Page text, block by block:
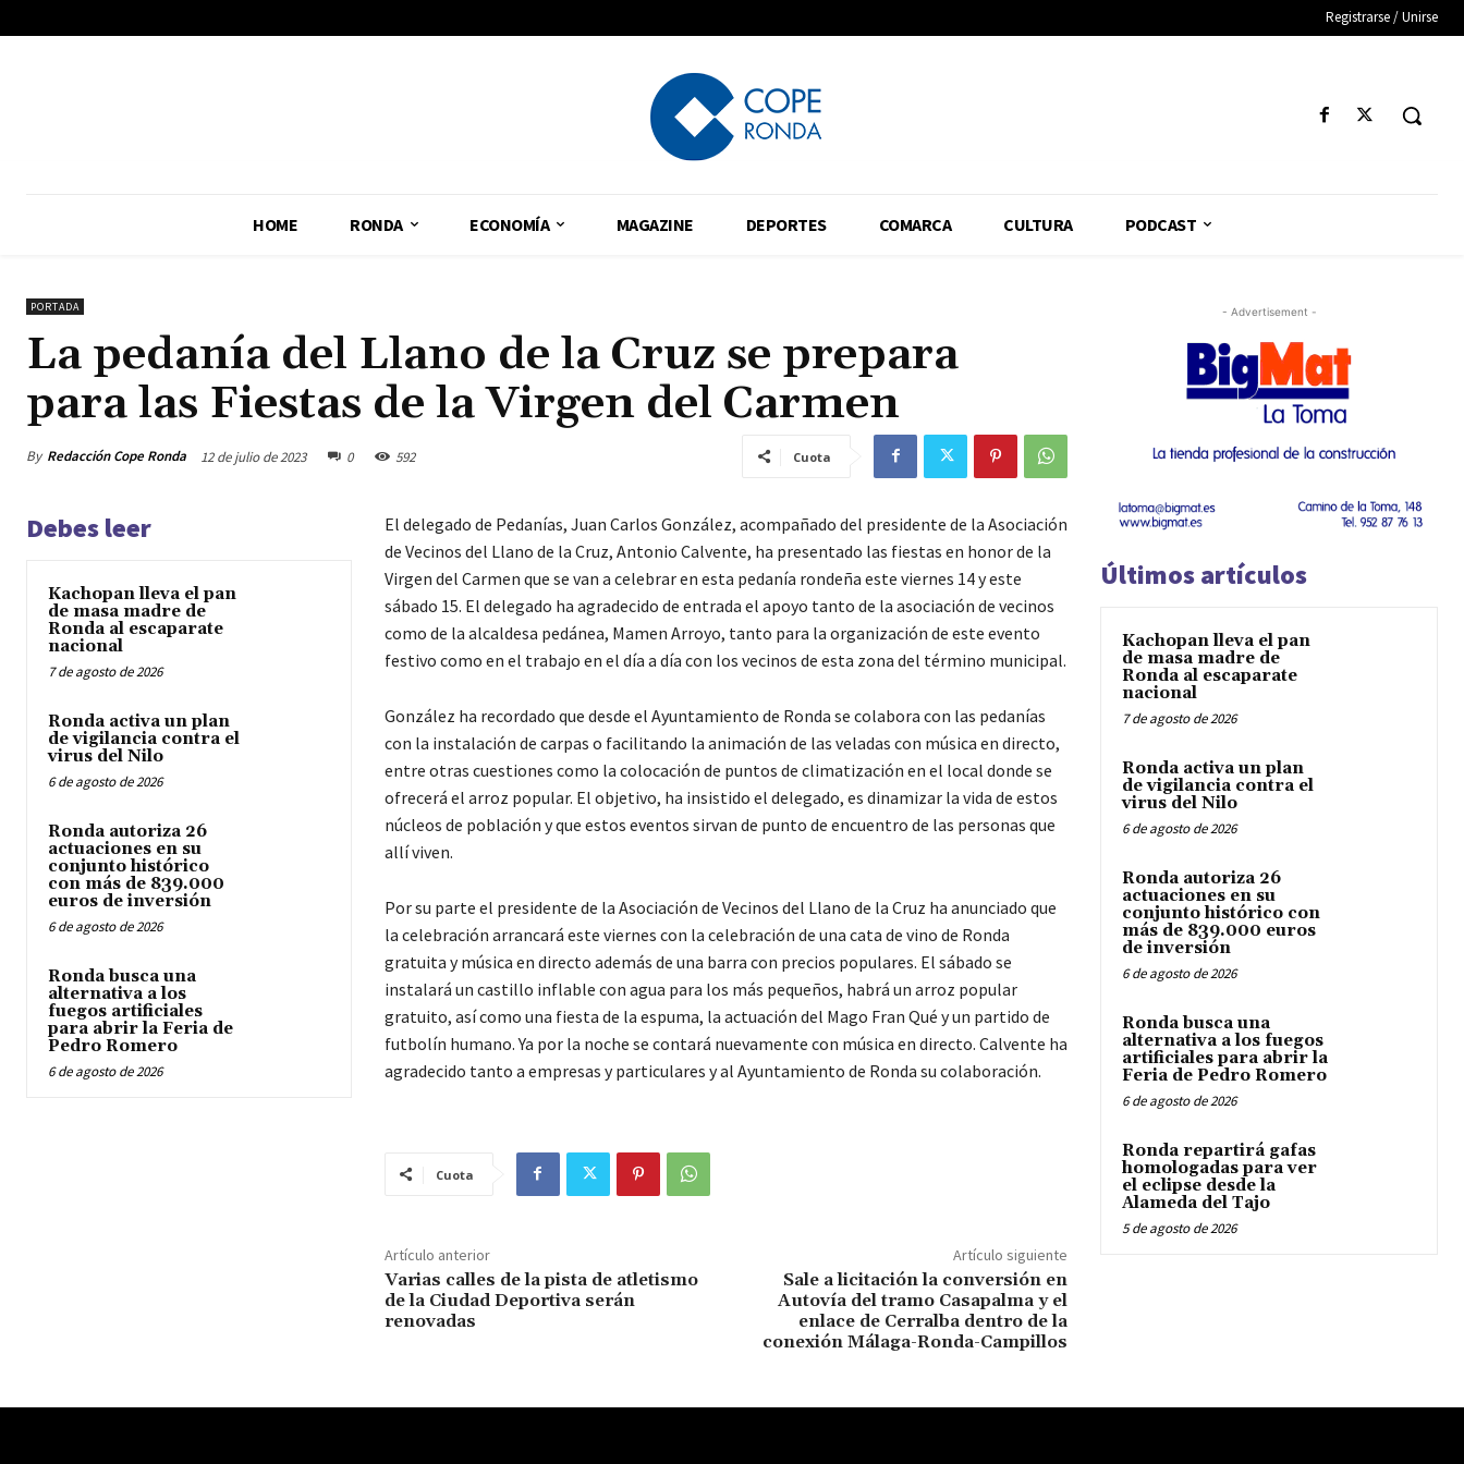
Registrarse / Unirse
HOME RONDA ECONOMÍA MAGAZINE DEPORTES COMARCA CULTURA PODCAST
PORTADA
La pedanía del Llano de la Cruz se prepara
para las Fiestas de la Virgen del Carmen
By Redacción Cope Ronda 12 de julio de 2023 0 592 Cuota
Debes leer
Kachopan lleva el pan
de masa madre de
Ronda al escaparate
nacional
7 de agosto de 2026
Ronda activa un plan
de vigilancia contra el
virus del Nilo
6 de agosto de 2026
Ronda autoriza 26
actuaciones en su
conjunto histórico
con más de 839.000
euros de inversión
6 de agosto de 2026
Ronda busca una
alternativa a los
fuegos artificiales
para abrir la Feria de
Pedro Romero
6 de agosto de 2026
El delegado de Pedanías, Juan Carlos González, acompañado del presidente de la Asociación
de Vecinos del Llano de la Cruz, Antonio Calvente, ha presentado las fiestas en honor de la
Virgen del Carmen que se van a celebrar en esta pedanía rondeña este viernes 14 y este
sábado 15. El delegado ha agradecido de entrada el apoyo tanto de la asociación de vecinos
como de la alcaldesa pedánea, Mamen Arroyo, tanto para la organización de este evento
festivo como en el trabajo en el día a día con los vecinos de esta zona del término municipal.
González ha recordado que desde el Ayuntamiento de Ronda se colabora con las pedanías
con la instalación de carpas o facilitando la animación de las veladas con música en directo,
entre otras cuestiones como la colocación de puntos de climatización en el local donde se
ofrecerá el arroz popular. El objetivo, ha insistido el delegado, es dinamizar la vida de estos
núcleos de población y que estos eventos sirvan de punto de encuentro de las personas que
allí viven.
Por su parte el presidente de la Asociación de Vecinos del Llano de la Cruz ha anunciado que
la celebración arrancará este viernes con la celebración de una cata de vino de Ronda
gratuita y música en directo además de una barra con precios populares. El sábado se
instalará un castillo inflable con agua para los más pequeños, habrá un arroz popular
gratuito, así como una fiesta de la espuma, la actuación del Mago Fran Qué y un partido de
futbolín humano. Ya por la noche se contará nuevamente con música en directo. Calvente ha
agradecido tanto a empresas y particulares y al Ayuntamiento de Ronda su colaboración.
Cuota
Artículo anterior
Varias calles de la pista de atletismo
de la Ciudad Deportiva serán
renovadas
Artículo siguiente
Sale a licitación la conversión en
Autovía del tramo Casapalma y el
enlace de Cerralba dentro de la
conexión Málaga-Ronda-Campillos
- Advertisement -
Últimos artículos
Kachopan lleva el pan
de masa madre de
Ronda al escaparate
nacional
7 de agosto de 2026
Ronda activa un plan
de vigilancia contra el
virus del Nilo
6 de agosto de 2026
Ronda autoriza 26
actuaciones en su
conjunto histórico con
más de 839.000 euros
de inversión
6 de agosto de 2026
Ronda busca una
alternativa a los fuegos
artificiales para abrir la
Feria de Pedro Romero
6 de agosto de 2026
Ronda repartirá gafas
homologadas para ver
el eclipse desde la
Alameda del Tajo
5 de agosto de 2026